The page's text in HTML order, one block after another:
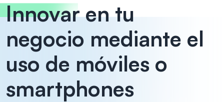
Innovar en tu
negocio mediante el
uso de móviles o
smartphones